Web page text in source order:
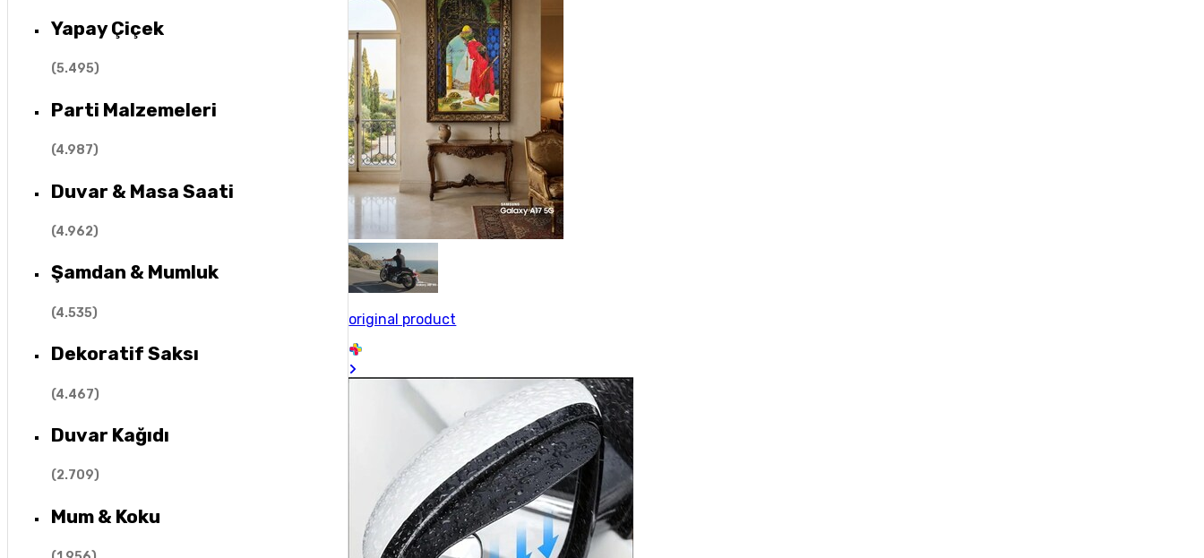
Yapay Çiçek
(5.495)
Parti Malzemeleri
(4.987)
Duvar & Masa Saati
(4.962)
Şamdan & Mumluk
(4.535)
Dekoratif Saksı
(4.467)
Duvar Kağıdı
(2.709)
Mum & Koku
original product